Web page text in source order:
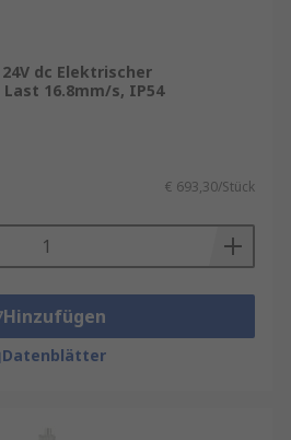
24V dc Elektrischer
16.8mm/s, IP54
€ 693,30/Stück
Hinzufügen
Datenblätter